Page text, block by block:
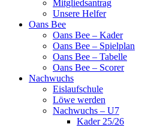
Mitgliedsantrag
Unsere Helfer
Oans Bee
Oans Bee – Kader
Oans Bee – Spielplan
Oans Bee – Tabelle
Oans Bee – Scorer
Nachwuchs
Eislaufschule
Löwe werden
Nachwuchs – U7
Kader 25/26